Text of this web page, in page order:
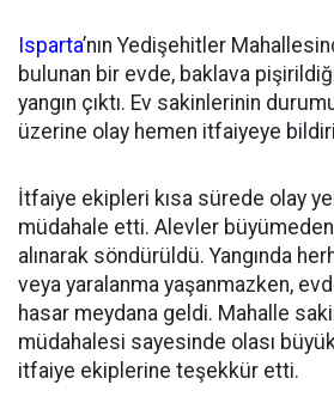
Isparta’nın Yedişehitler
bulunan bir evde, baklava pişirildiği
yangın çıktı. Ev sakinlerinin
üzerine olay hemen itfaiyeye
İtfaiye ekipleri kısa sürede olay
müdahale etti. Alevler
alınarak söndürüldü. Yangında
veya yaralanma yaşanmazken,
hasar meydana geldi. Mahalle
müdahalesi sayesinde olası
itfaiye ekiplerine teşekkür etti.